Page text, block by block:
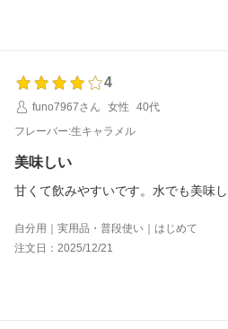
4
funo7967さん
女性
40代
フレーバー:生キャラメル
美味しい
甘くて飲みやすいです。水でも美味
自分用｜実用品・普段使い｜はじめて
注文日：2025/12/21